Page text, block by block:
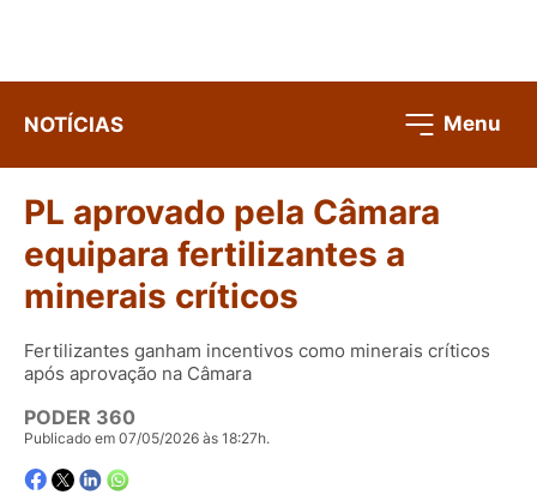
NOTÍCIAS Menu
PL aprovado pela Câmara
equipara fertilizantes a
minerais críticos
Fertilizantes ganham incentivos como minerais críticos
após aprovação na Câmara
PODER 360
Publicado em 07/05/2026 às 18:27h.